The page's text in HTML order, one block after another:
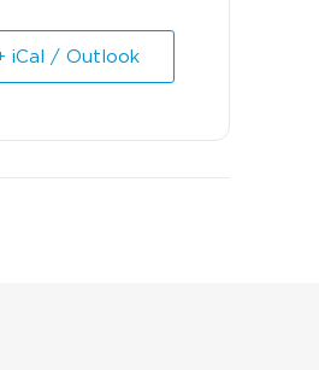
iCal / Outlook